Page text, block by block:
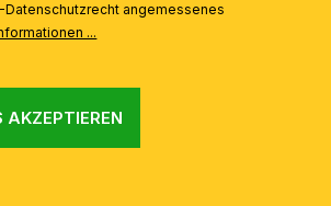
angemessenes
...
AKZEPTIEREN